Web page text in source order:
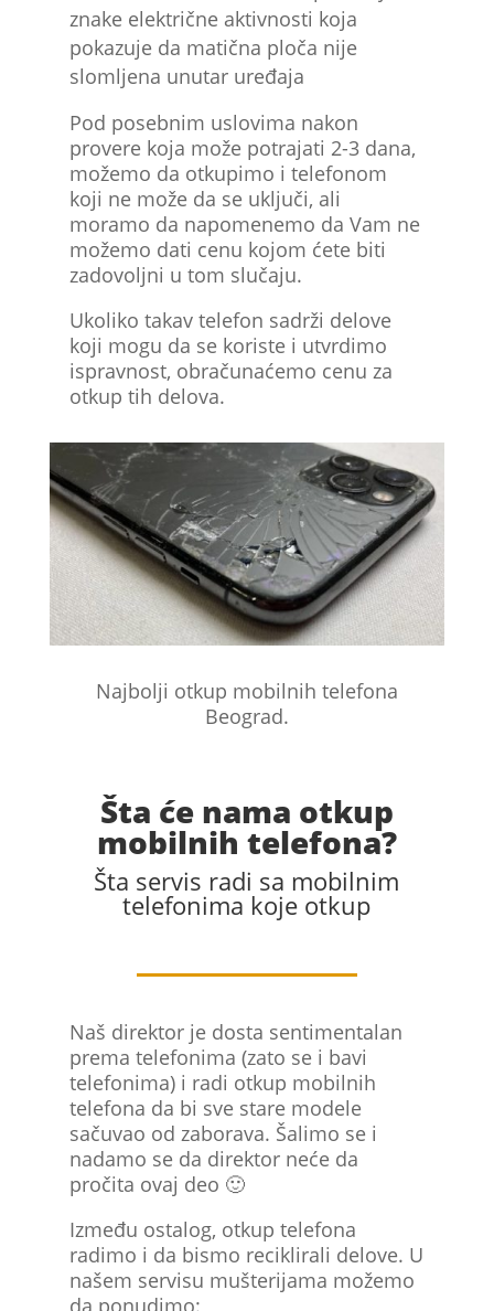
znake električne aktivnosti koja
pokazuje da matična ploča nije
slomljena unutar uređaja
Pod posebnim uslovima nakon
provere koja može potrajati 2-3 dana,
možemo da otkupimo i telefonom
koji ne može da se uključi, ali
moramo da napomenemo da Vam ne
možemo dati cenu kojom ćete biti
zadovoljni u tom slučaju.
Ukoliko takav telefon sadrži delove
koji mogu da se koriste i utvrdimo
ispravnost, obračunaćemo cenu za
otkup tih delova.
Najbolji otkup mobilnih telefona
Beograd.
Šta će nama otkup
mobilnih telefona?
Šta servis radi sa mobilnim
telefonima koje otkup
Naš direktor je dosta sentimentalan
prema telefonima (zato se i bavi
telefonima) i radi otkup mobilnih
telefona da bi sve stare modele
sačuvao od zaborava. Šalimo se i
nadamo se da direktor neće da
pročita ovaj deo 🙂
Između ostalog, otkup telefona
radimo i da bismo reciklirali delove. U
našem servisu mušterijama možemo
da ponudimo: